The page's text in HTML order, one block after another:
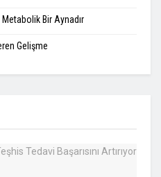
Bir Aynadır
Gelişme